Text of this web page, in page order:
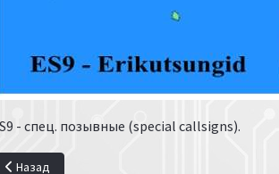
- спец. позывные (special callsigns).
Предыдущий: Фонетический алфавит
Назад